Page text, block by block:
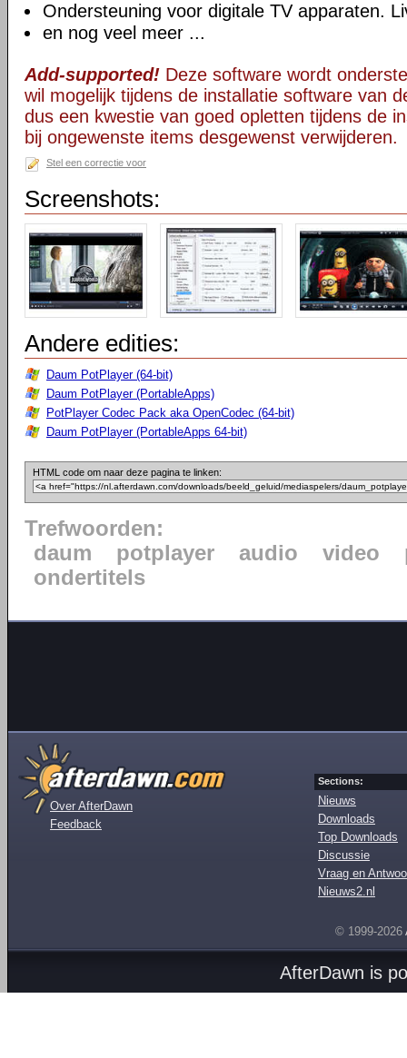
Ondersteuning voor digitale TV apparaten.
en nog veel meer ...
Add-supported! Deze software wordt
wil mogelijk tijdens de installatie software van
dus een kwestie van goed opletten tijdens de
bij ongewenste items desgewenst verwijderen.
Stel een correctie voor
Screenshots:
Andere edities:
Daum PotPlayer (64-bit)
Daum PotPlayer (PortableApps)
PotPlayer Codec Pack aka OpenCodec (64-bit)
Daum PotPlayer (PortableApps 64-bit)
HTML code om naar deze pagina te linken:
Trefwoorden:
daum
potplayer audio video
ondertitels
Over AfterDawn
Feedback
Sections:
Nieuws
Downloads
Top Downloads
Discussie
Vraag en
Nieuws2.nl
© 1999-2026
AfterDawn is